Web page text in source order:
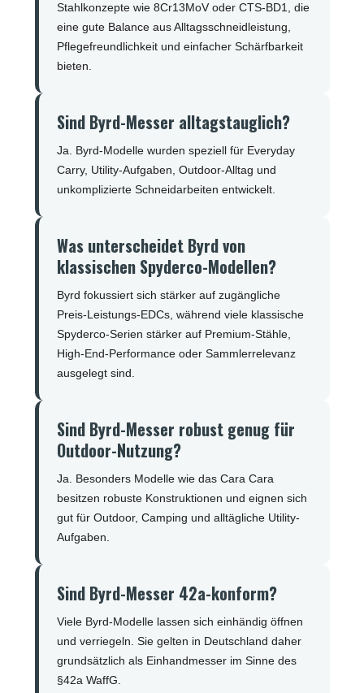
Stahlkonzepte wie 8Cr13MoV oder CTS-BD1, die
eine gute Balance aus Alltagsschneidleistung,
Pflegefreundlichkeit und einfacher Schärfbarkeit
bieten.
Sind Byrd-Messer alltagstauglich?
Ja. Byrd-Modelle wurden speziell für Everyday
Carry, Utility-Aufgaben, Outdoor-Alltag und
unkomplizierte Schneidarbeiten entwickelt.
Was unterscheidet Byrd von
klassischen Spyderco-Modellen?
Byrd fokussiert sich stärker auf zugängliche
Preis-Leistungs-EDCs, während viele klassische
Spyderco-Serien stärker auf Premium-Stähle,
High-End-Performance oder Sammlerrelevanz
ausgelegt sind.
Sind Byrd-Messer robust genug für
Outdoor-Nutzung?
Ja. Besonders Modelle wie das Cara Cara
besitzen robuste Konstruktionen und eignen sich
gut für Outdoor, Camping und alltägliche Utility-
Aufgaben.
Sind Byrd-Messer 42a-konform?
Viele Byrd-Modelle lassen sich einhändig öffnen
und verriegeln. Sie gelten in Deutschland daher
grundsätzlich als Einhandmesser im Sinne des
§42a WaffG.